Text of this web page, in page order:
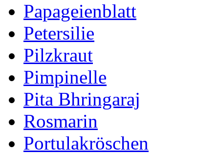
Papageienblatt
Petersilie
Pilzkraut
Pimpinelle
Pita Bhringaraj
Rosmarin
Portulakröschen